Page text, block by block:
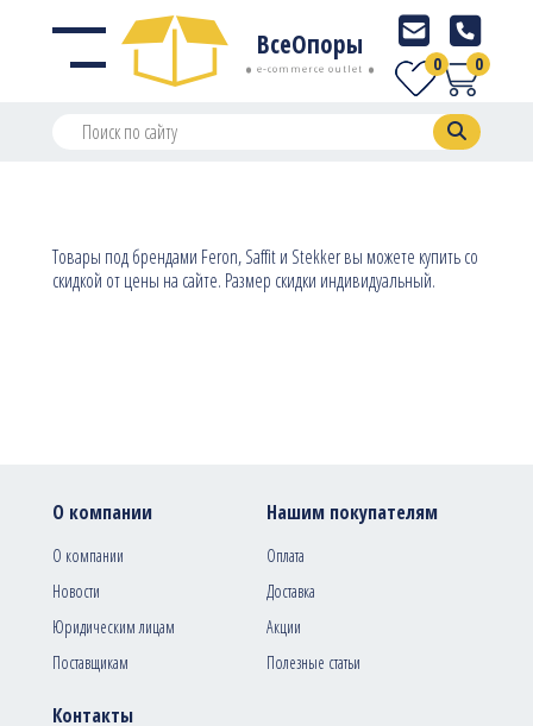
ВсеОпоры
e-commerce outlet 0
0
Товары под брендами Feron, Saffit и Stekker вы можете купить со
скидкой от цены на сайте. Размер скидки индивидуальный.
Контакты
О компании
О компании
Новости
Юридическим лицам
Поставщикам
Нашим покупателям
Оплата
Доставка
Акции
Полезные статьи